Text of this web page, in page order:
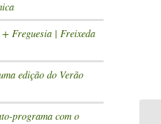
Freguesia | Freixeda
edição do Verão
programa com o